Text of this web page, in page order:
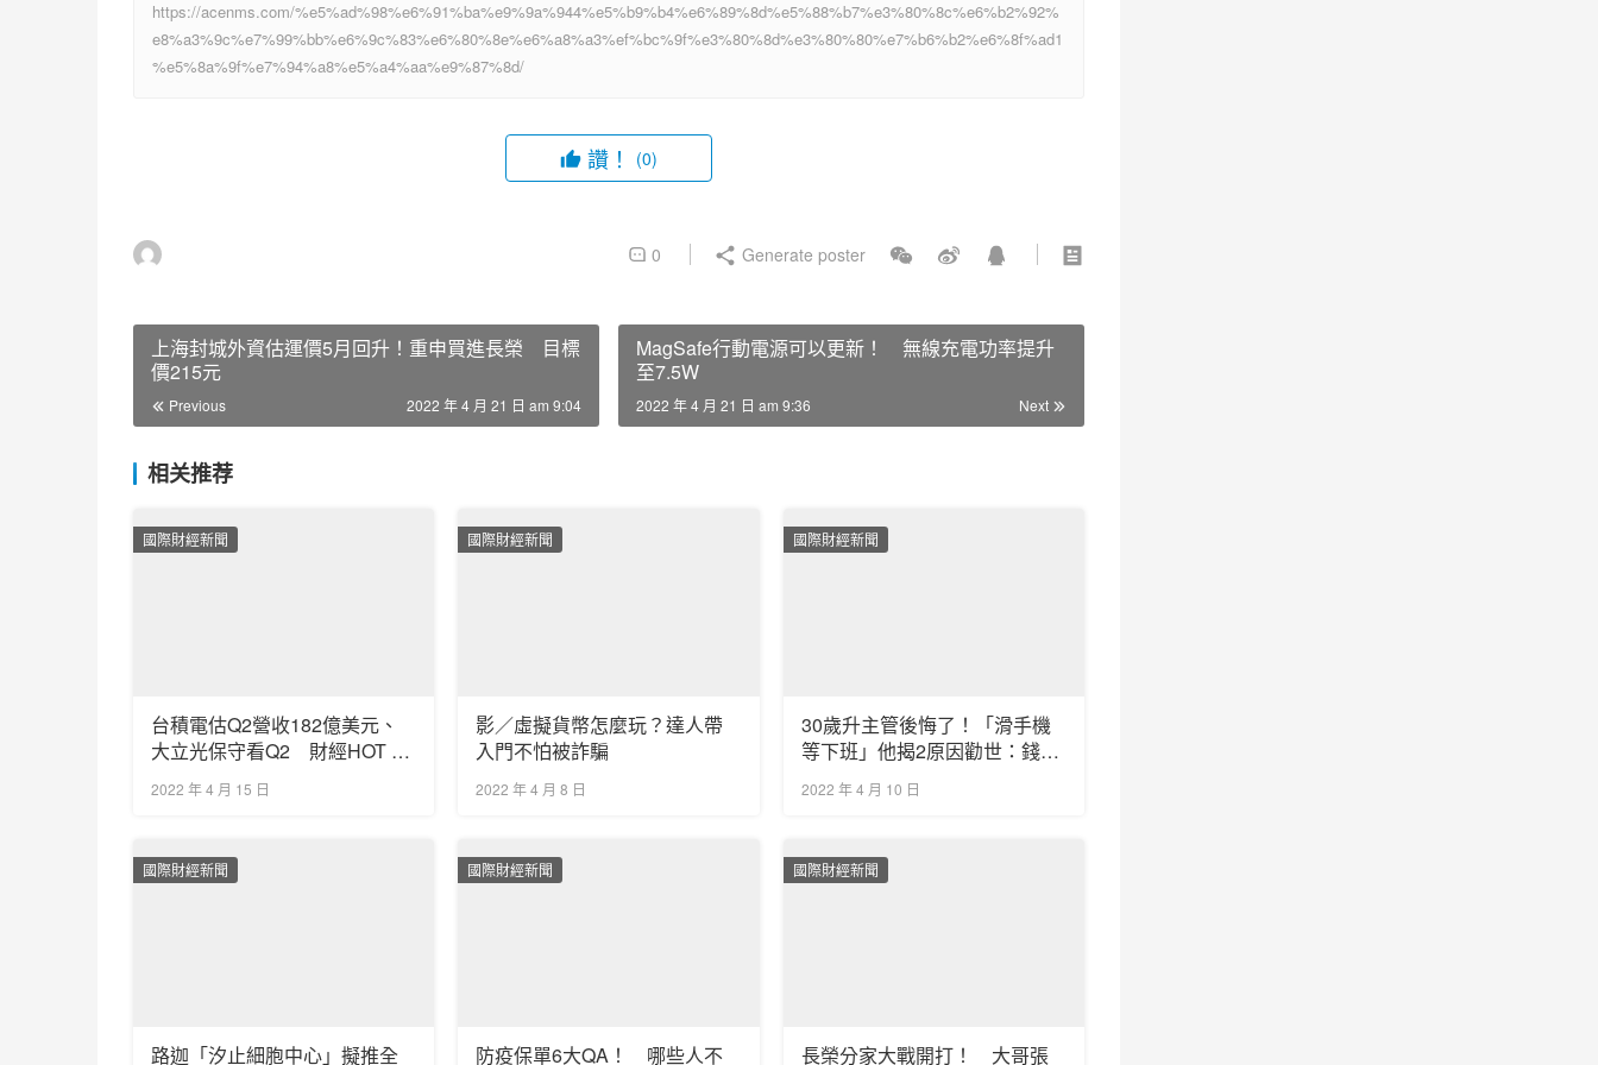
https://acenms.com/%e5%ad%98%e6%91%ba%e9%9a%944%e5%b9%b4%e6%89%8d%e5%88%b7%e3%80%8c%e6%b2%92%
e8%a3%9c%e7%99%bb%e6%9c%83%e6%80%8e%e6%a8%a3%ef%bc%9f%e3%80%8d%e3%80%80%e7%b6%b2%e6%8f%ad1
%e5%8a%9f%e7%94%a8%e5%a4%aa%e9%87%8d/
讚！ (0)
0 Generate poster
上海封城外資估運價5月回升！重申買進長榮 目標
價215元
Previous 2022 年 4 月 21 日 am 9:04
MagSafe行動電源可以更新！ 無線充電功率提升
至7.5W
Next
2022 年 4 月 21 日 am 9:36
相关推荐
國際財經新聞
台積電估Q2營收182億美元、
大立光保守看Q2 財經HOT 5
一次看
2022 年 4 月 15 日
國際財經新聞
影／虛擬貨幣怎麼玩？達人帶
入門不怕被詐騙
2022 年 4 月 8 日
國際財經新聞
30歲升主管後悔了！「滑手機
等下班」他揭2原因勸世：錢夠
用就好
2022 年 4 月 10 日
國際財經新聞
路迦「汐止細胞中心」擬推全
國際財經新聞
防疫保單6大QA！ 哪些人不
國際財經新聞
長榮分家大戰開打！ 大哥張